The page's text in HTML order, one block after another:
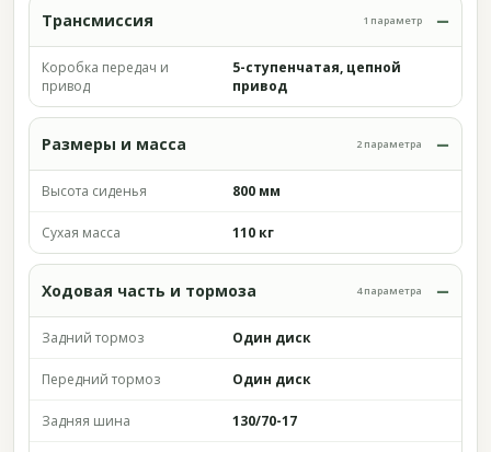
Трансмиссия 1 параметр
Коробка передач и
привод
5-ступенчатая, цепной
привод
Размеры и масса 2 параметра
Высота сиденья 800 мм
Сухая масса 110 кг
Ходовая часть и тормоза 4 параметра
Задний тормоз Один диск
Передний тормоз Один диск
Задняя шина 130/70-17